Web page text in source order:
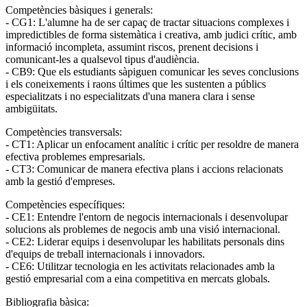
Competències bàsiques i generals:
- CG1: L'alumne ha de ser capaç de tractar situacions complexes i
impredictibles de forma sistemàtica i creativa, amb judici crític, amb
informació incompleta, assumint riscos, prenent decisions i
comunicant-les a qualsevol tipus d'audiència.
- CB9: Que els estudiants sàpiguen comunicar les seves conclusions
i els coneixements i raons últimes que les sustenten a públics
especialitzats i no especialitzats d'una manera clara i sense
ambigüitats.
Competències transversals:
- CT1: Aplicar un enfocament analític i crític per resoldre de manera
efectiva problemes empresarials.
- CT3: Comunicar de manera efectiva plans i accions relacionats
amb la gestió d'empreses.
Competències específiques:
- CE1: Entendre l'entorn de negocis internacionals i desenvolupar
solucions als problemes de negocis amb una visió internacional.
- CE2: Liderar equips i desenvolupar les habilitats personals dins
d'equips de treball internacionals i innovadors.
- CE6: Utilitzar tecnologia en les activitats relacionades amb la
gestió empresarial com a eina competitiva en mercats globals.
Bibliografia bàsica: